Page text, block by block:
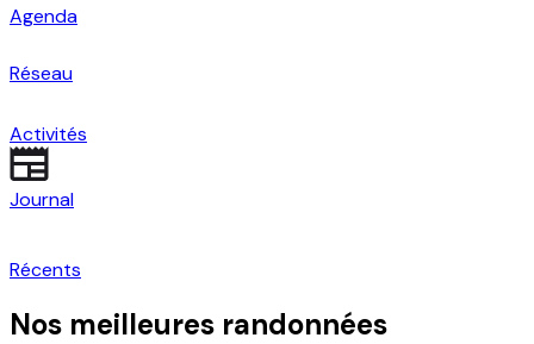
Agenda
Réseau
Activités
Journal
Récents
Nos meilleures randonnées